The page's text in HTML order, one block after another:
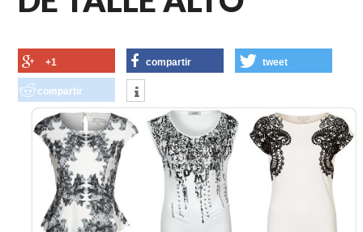
+1 compartir tweet
compartir